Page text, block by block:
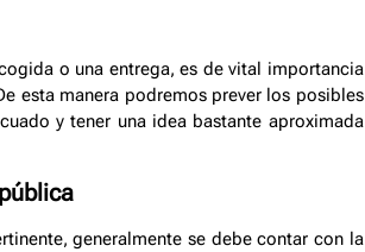
o una entrega, es de vital importancia
esta manera podremos prever los posibles
y tener una idea bastante aproximada
generalmente se debe contar con la